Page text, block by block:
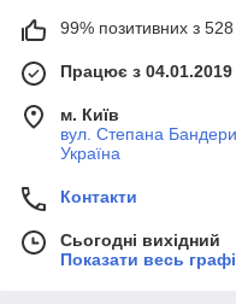
99% позитивних з 528
Працює з 04.01.2019
м. Київ
вул. Степана
Україна
Контакти
Сьогодні вихідний
Показати весь